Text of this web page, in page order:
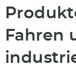
Fahren